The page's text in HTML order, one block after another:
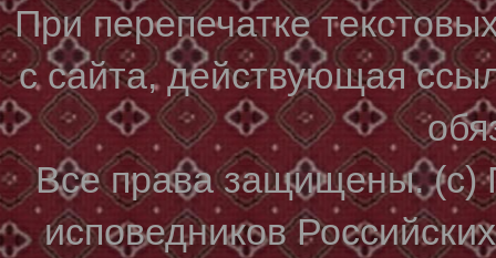
При перепечатке
с сайта, действующая
Все права защищены. (с)
исповедников